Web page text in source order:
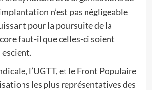
n’est pas négligeable
pour la poursuite de la
faut-il que celles-ci soient
escient.
l’UGTT, et le Front Populaire
les plus représentatives des